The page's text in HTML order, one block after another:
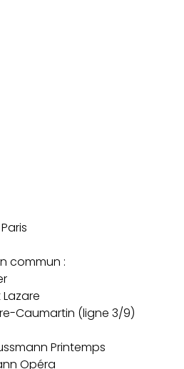
commun :
Lazare
Caumartin (ligne 3/9)
Printemps
Opéra